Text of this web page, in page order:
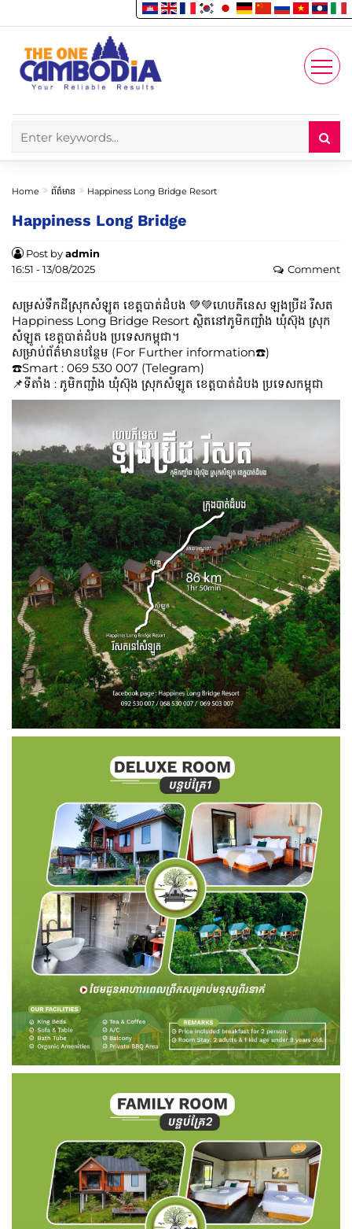
Account
Enjoy
Home ព័ត៌មាន Happiness Long Bridge Resort
Happiness Long Bridge
Post byadmin
16:51 - 13/08/2025
Comment
សម្រស់ទឹកដីស្រុកសំឡូត ខេត្តបាត់ដំបង 💚💚ហេបភីនេស ឡងប្រីដ រីសត
Happiness Long Bridge Resort ស្ថិតនៅភូមិកញ្ជាំង ឃុំស៊ុង ស្រុក
សំឡូត ខេត្តបាត់ដំបង ប្រទេសកម្ពុជា។
សម្រាប់ព័ត៌មានបន្ថែម (For Further information☎️)
☎️Smart : 069 530 007 (Telegram)
📌ទីតាំង : ភូមិកញ្ជាំង ឃុំស៊ុង ស្រុកសំឡូត ខេត្តបាត់ដំបង ប្រទេសកម្ពុជា